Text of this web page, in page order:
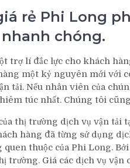
rẻ Phi Long
chóng.
trợ lí đắc lực cho khách
một kỷ nguyên mới với
tải. Nếu nhân viên của
túc nhất. Chúng tôi
thị trường dịch vụ vận tải
hàng đã từng sử dụng
thuộc của Phi Long.
trường. Giá các dịch vụ